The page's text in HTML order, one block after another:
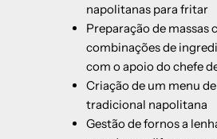
napolitanas para fritar
Preparação de massas
combinações de
com o apoio do chefe
Criação de um menu
tradicional napolitana
Gestão de fornos a